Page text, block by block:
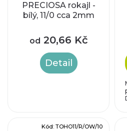
PRECIOSA rokajl -
bílý, 11/0 cca 2mm
od 20,66 Kč
Detail
Kód: TOHO11/R/OW/10